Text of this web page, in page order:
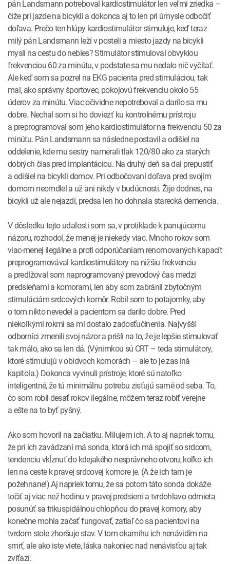
pán Landsmann potreboval kardiostimulátor len veľmi zriedka –
čiže pri jazde na bicykli a dokonca aj to len pri úmysle odbočiť
doľava. Prečo ten hlúpy kardiostimulátor stimuluje, keď teraz
milý pán Landsmann leží v posteli a miesto jazdy na bicykli
myslí na cestu do nebies? Stimulátor stimuloval obvyklou
frekvenciou 60 za minútu, v podstate sa mu nedalo nič vyčítať.
Ale keď som sa pozrel na EKG pacienta pred stimuláciou, tak
mal, ako správny športovec, pokojovú frekvenciu okolo 55
úderov za minútu. Viac očividne nepotreboval a darilo sa mu
dobre. Nechal som si ho doviezť ku kontrolnému prístroju
a preprogramoval som jeho kardiostimulátor na frekvenciu 50 za
minútu. Pán Landsmann sa následne postavil a odišiel na
oddelenie, kde mu sestry namerali tlak 120/80 ako za starých
dobrých čias pred implantáciou. Na druhý deň sa dal prepustiť
a odišiel na bicykli domov. Pri odbočovaní doľava pred svojím
domom neomdlel a už ani nikdy v budúcnosti. Žije dodnes, na
bicykli už ale nejazdí, predsa len ho dohnala starecká demencia.
V dôsledku tejto udalosti som sa, v protiklade k panujúcemu
názoru, rozhodol, že menej je niekedy viac. Mnoho rokov som
viac-menej ilegálne a proti odporúčaniam renomovaných kapacít
preprogramovával kardiostimulátory na nižšiu frekvenciu
a predlžoval som naprogramovaný prevodový čas medzi
predsieňami a komorami, len aby som zabránil zbytočným
stimuláciám srdcových komôr. Robil som to potajomky, aby
o tom nikto nevedel a pacientom sa darilo dobre. Pred
niekoľkými rokmi sa mi dostalo zadosťučinenia. Najvyšší
odborníci zmenili svoj názor a prišli na to, že je lepšie stimulovať
tak málo, ako sa len dá. (Výnimkou sú CRT – teda stimulátory,
ktoré stimulujú v obidvoch komorách – ale to je zas iná
kapitola.) Dokonca vyvinuli prístroje, ktoré sú natoľko
inteligentné, že tú minimálnu potrebu zisťujú samé od seba. To,
čo som robil desať rokov ilegálne, môžem teraz robiť verejne
a ešte na to byť pyšný.
Ako som hovoril na začiatku. Milujem ich. A to aj napriek tomu,
že pri ich zavádzaní má sonda, ktorá ich má spojiť so srdcom,
tendenciu vkĺznuť do kdejakého nesprávneho otvoru, koľko ich
len na ceste k pravej srdcovej komore je. (A že ich tam je
požehnane!) Aj napriek tomu, že sa potom táto sonda dokáže
točiť aj viac než hodinu v pravej predsieni a tvrdohlavo odmieta
posunúť sa trikuspidálnou chlopňou do pravej komory, aby
konečne mohla začať fungovať, zatiaľ čo sa pacientovi na
tvrdom stole zhoršuje stav. V tom okamihu ich nenávidím na
smrť, ale ako iste viete, láska nakoniec nad nenávisťou aj tak
zvíťazí.